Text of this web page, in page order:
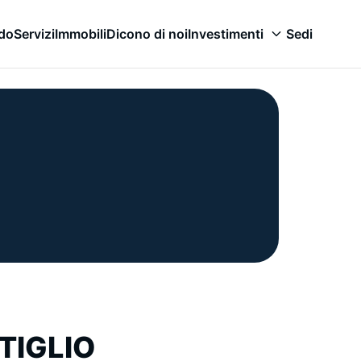
ServiziImmobiliDicono di noiInvestimenti Sedi